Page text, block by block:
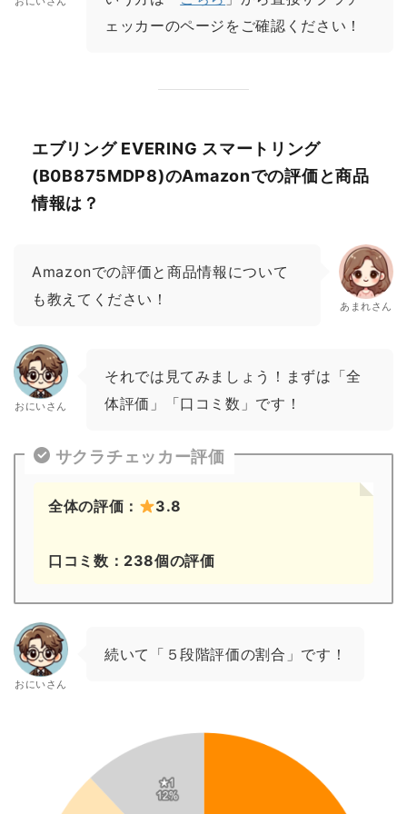
ェッカーのページをご確認ください！
エブリング EVERING スマートリング
(B0B875MDP8)のAmazonでの評価と商品
情報は？
Amazonでの評価と商品情報について
も教えてください！
あまれさん
おにいさん
それでは見てみましょう！まずは「全
体評価」「口コミ数」です！
サクラチェッカー評価
全体の評価： 3.8
口コミ数：238個の評価
おにいさん
続いて「５段階評価の割合」です！